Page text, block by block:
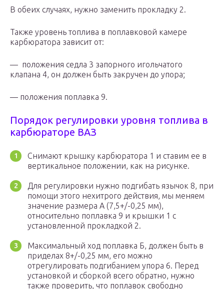
В обеих случаях, нужно заменить прокладку 2.
Также уровень топлива в поплавковой камере
карбюратора зависит от:
— положения седла 3 запорного игольчатого
клапана 4, он должен быть закручен до упора;
— положения поплавка 9.
Порядок регулировки уровня топлива в
карбюраторе ВАЗ
Снимают крышку карбюратора 1 и ставим ее в
вертикальное положении, как на рисунке.
Для регулировки нужно подгибать язычок 8, при
помощи этого нехитрого действия, мы меняем
значение размера А (7,5+/-0,25 мм),
относительно поплавка 9 и крышки 1 с
установленной прокладкой 2.
Максимальный ход поплавка Б, должен быть в
приделах 8+/-0,25 мм, его можно
отрегулировать подгибанием упора 6. Перед
установкой и сборкой всего обратно, нужно
также проверить, что поплавок свободно